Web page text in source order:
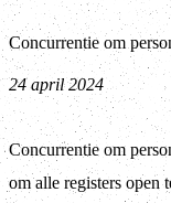
Concurrentie om
24 april 2024
Concurrentie om
om alle registers open